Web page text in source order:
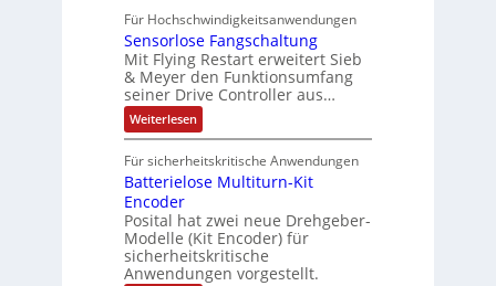
f
t
t
o
m
a
t
i
o
g
e
w
b
e
i
t
s
k
ä
f
t
e
a
n
d
i
e
r
u
n
d
4
0
A
C
-
N
e
t
z
t
e
l
e
r
ä
l
t
S
Für Hochschwindigkeitsanwendungen
Sensorlose Fangschaltung
Mit Flying Restart erweitert Sieb
& Meyer den Funktionsumfang
seiner Drive Controller aus…
Weiterlesen:
S
n
s
l
o
s
e
Für sicherheitskritische Anwendungen
Batterielose Multiturn-Kit
Encoder
Posital hat zwei neue Drehgeber-
Modelle (Kit Encoder) für
sicherheitskritische
Anwendungen vorgestellt.